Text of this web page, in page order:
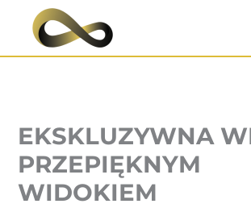
Przejdź
EKSKLUZYWNA
PRZEPIĘKNYM
WIDOKIEM